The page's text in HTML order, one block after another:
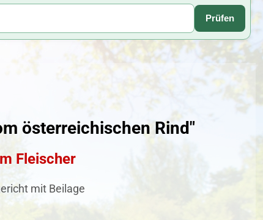
Prüfen
österreichischen Rind"
Fleischer
mit Beilage